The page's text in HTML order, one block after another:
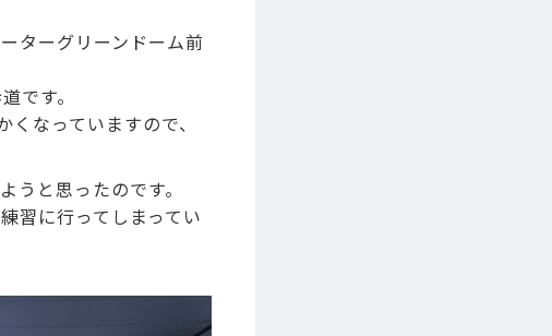
ターグリーンドーム前
です。
なっていますので、
と思ったのです。
習に行ってしまってい